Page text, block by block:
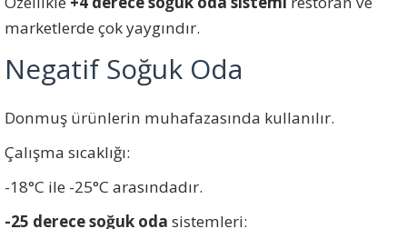
marketlerde çok yaygındır.
Negatif Soğuk Oda
Donmuş ürünlerin muhafazasında kullanılır.
Çalışma sıcaklığı:
-18°C ile -25°C arasındadır.
-25 derece soğuk oda sistemleri: